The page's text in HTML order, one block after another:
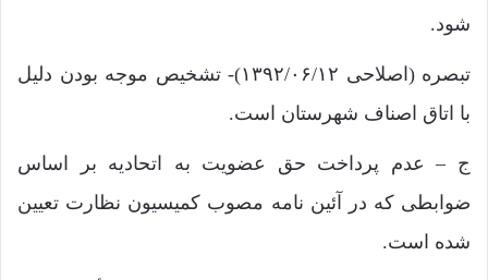
‌شود.
تبصره (اصلاحی ۱۳۹۲/۰۶/۱۲)- تشخیص موجه بودن دلیل
با اتاق اصناف شهرستان است.
ج – عدم پرداخت حق عضویت به اتحادیه بر اساس
ضوابطی که در آئین ‌نامه ‌مصوب کمیسیون نظارت تعیین
شده است.